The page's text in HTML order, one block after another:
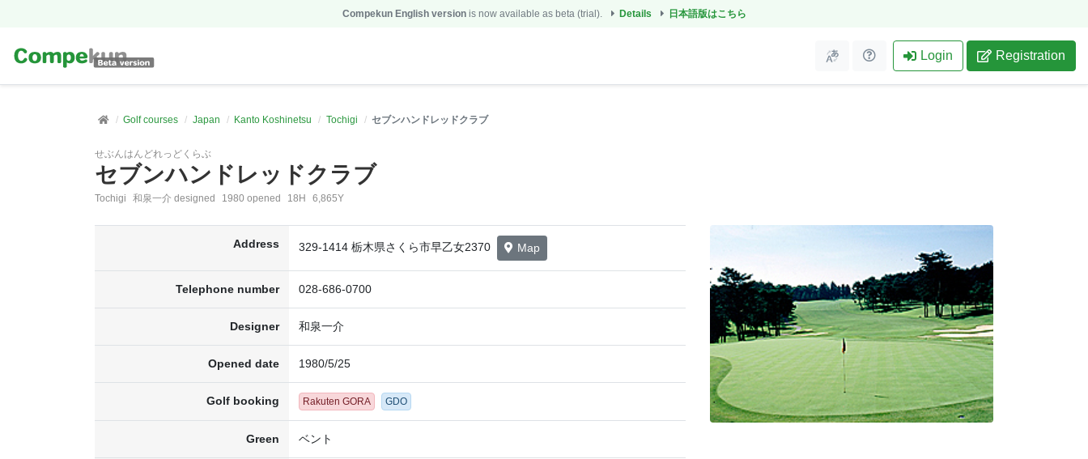
Compekun English versionis now available as beta (trial). Details 日本語版はこちら
Login Registration
Golf courses Japan Kanto Koshinetsu Tochigi セブンハンドレッドクラブ
せぶんはんどれっどくらぶ
セブンハンドレッドクラブ
Tochigi 和泉一介 designed 1980 opened 18H 6,865Y
Address 329-1414 栃木県さくら市早乙女2370 Map
Telephone number 028-686-0700
Designer 和泉一介
Opened date 1980/5/25
Golf booking Rakuten GORA GDO
Green ベント